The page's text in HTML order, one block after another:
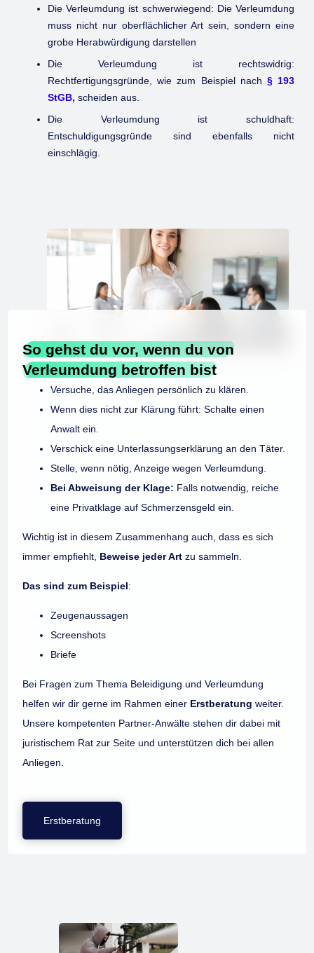
Die Verleumdung ist schwerwiegend: Die Verleumdung
muss nicht nur oberflächlicher Art sein, sondern eine
grobe Herabwürdigung darstellen
Die Verleumdung ist rechtswidrig:
Rechtfertigungsgründe, wie zum Beispiel nach § 193
StGB, scheiden aus.
Die Verleumdung ist schuldhaft:
Entschuldigungsgründe sind ebenfalls nicht
einschlägig.
So gehst du vor, wenn du von
Verleumdung betroffen bist
Versuche, das Anliegen persönlich zu klären.
Wenn dies nicht zur Klärung führt: Schalte einen
Anwalt ein.
Verschick eine Unterlassungserklärung an den Täter.
Stelle, wenn nötig, Anzeige wegen Verleumdung.
Bei Abweisung der Klage: Falls notwendig, reiche
eine Privatklage auf Schmerzensgeld ein.
Wichtig ist in diesem Zusammenhang auch, dass es sich
immer empfiehlt, Beweise jeder Art zu sammeln.
Das sind zum Beispiel:
Zeugenaussagen
Screenshots
Briefe
Bei Fragen zum Thema Beleidigung und Verleumdung
helfen wir dir gerne im Rahmen einer Erstberatung weiter.
Unsere kompetenten Partner-Anwälte stehen dir dabei mit
juristischem Rat zur Seite und unterstützen dich bei allen
Anliegen.
Erstberatung